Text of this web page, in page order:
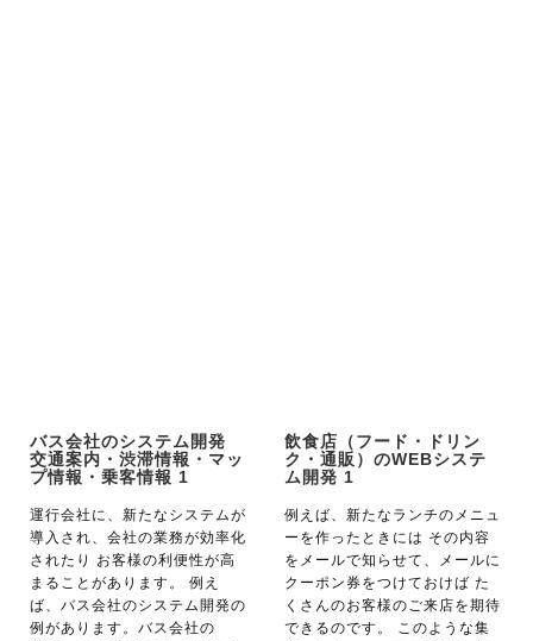
バス会社のシステム開発
交通案内・渋滞情報・マッ
プ情報・乗客情報 1
運行会社に、新たなシステムが
導入され、会社の業務が効率化
されたり お客様の利便性が高
まることがあります。 例え
ば、バス会社のシステム開発の
例があります。バス会社の
飲食店（フード・ドリン
ク・通販）のWEBシステ
ム開発 1
例えば、新たなランチのメニュ
ーを作ったときには その内容
をメールで知らせて、メールに
クーポン券をつけておけば た
くさんのお客様のご来店を期待
できるのです。 このような集